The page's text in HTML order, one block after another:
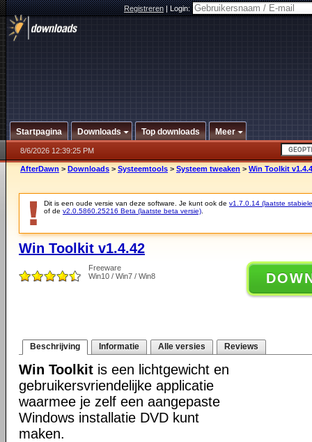
Registreren|Login:
Startpagina Downloads Top downloads Meer
8/6/2026 12:39:25 PM
AfterDawn > Downloads > Systeemtools > Systeem tweaken > Win Toolkit
Dit is een oude versie van deze software. Je kunt ook de v1.7.0.14 (laatste
of de v2.0.5860.25216 Beta (laatste beta versie)
Win Toolkit v1.4.42
Freeware
Win10 / Win7 / Win8
Beschrijving Informatie Alle versies Reviews
Win Toolkit is een lichtgewicht en
gebruikersvriendelijke applicatie
waarmee je zelf een aangepaste
Windows installatie DVD kunt
maken.